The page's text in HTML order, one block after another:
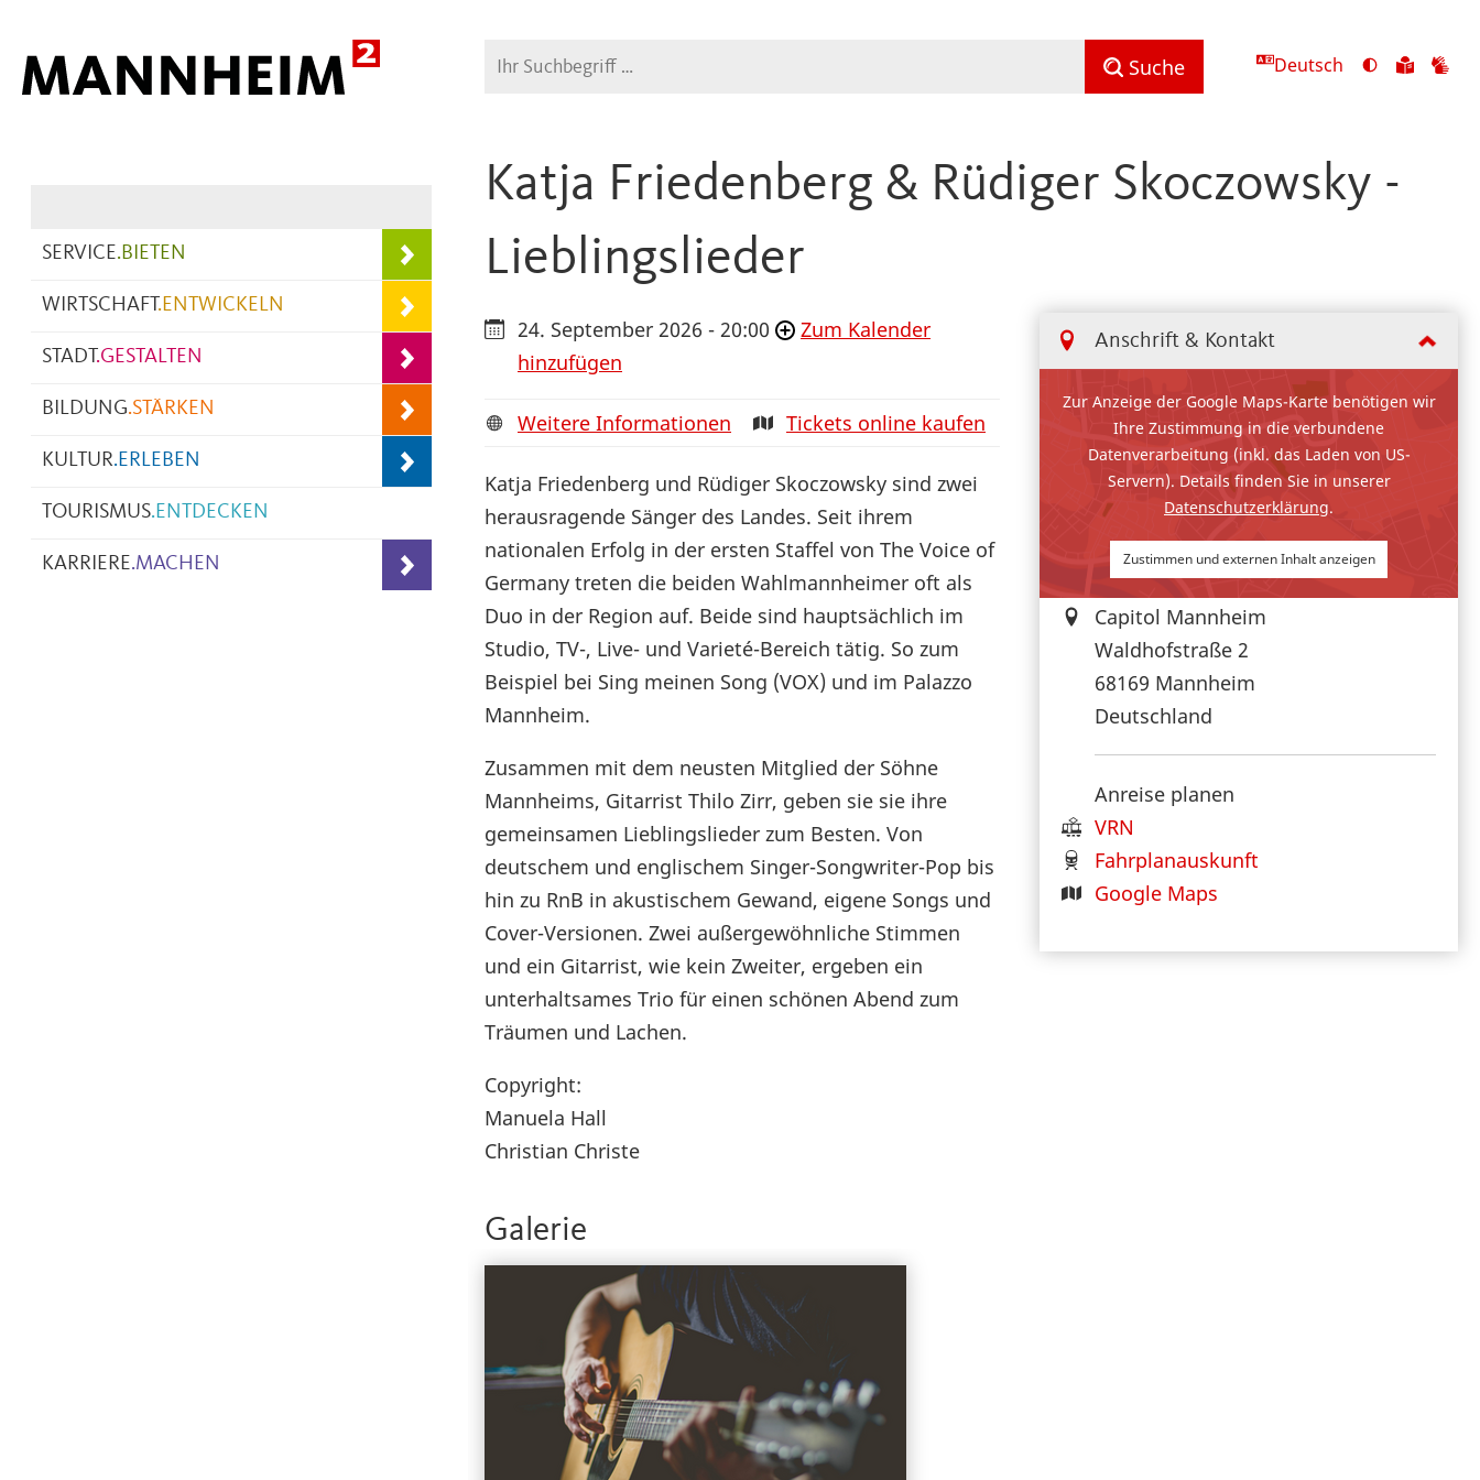
Suche Suche Deutsch
Ansicht
umschalten
Zu
SERVICE.BIETEN
WIRTSCHAFT.ENTWICKELN
STADT.GESTALTEN
BILDUNG.STÄRKEN
KULTUR.ERLEBEN
TOURISMUS.ENTDECKEN
KARRIERE.MACHEN
Katja Friedenberg & Rüdiger Skoczowsky -
Lieblingslieder
Anschrift & Kontakt
Zur Anzeige der Google Maps-Karte benötigen wir
Ihre Zustimmung in die verbundene
Datenverarbeitung (inkl. das Laden von US-
Servern). Details finden Sie in unserer
Datenschutzerklärung.
Zustimmen und externen Inhalt anzeigen
Capitol Mannheim
Waldhofstraße 2
68169 Mannheim
Deutschland
Anreise planen
VRN
Fahrplanauskunft
Google Maps
24. September 2026 - 20:00
Zum Kalender
hinzufügen
Weitere Informationen Tickets online kaufen
Katja Friedenberg und Rüdiger Skoczowsky sind zwei
herausragende Sänger des Landes. Seit ihrem
nationalen Erfolg in der ersten Staffel von The Voice of
Germany treten die beiden Wahlmannheimer oft als
Duo in der Region auf. Beide sind hauptsächlich im
Studio, TV-, Live- und Varieté-Bereich tätig. So zum
Beispiel bei Sing meinen Song (VOX) und im Palazzo
Mannheim.
Zusammen mit dem neusten Mitglied der Söhne
Mannheims, Gitarrist Thilo Zirr, geben sie sie ihre
gemeinsamen Lieblingslieder zum Besten. Von
deutschem und englischem Singer-Songwriter-Pop bis
hin zu RnB in akustischem Gewand, eigene Songs und
Cover-Versionen. Zwei außergewöhnliche Stimmen
und ein Gitarrist, wie kein Zweiter, ergeben ein
unterhaltsames Trio für einen schönen Abend zum
Träumen und Lachen.
Copyright:
Manuela Hall
Christian Christe
Galerie